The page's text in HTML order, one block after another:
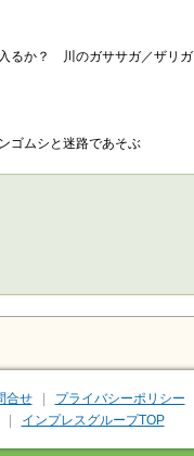
るか？ 川のガササガ／ザリガ
ゴムシと迷路であそぶ
合せ プライバシーポリシー
インプレスグループTOP